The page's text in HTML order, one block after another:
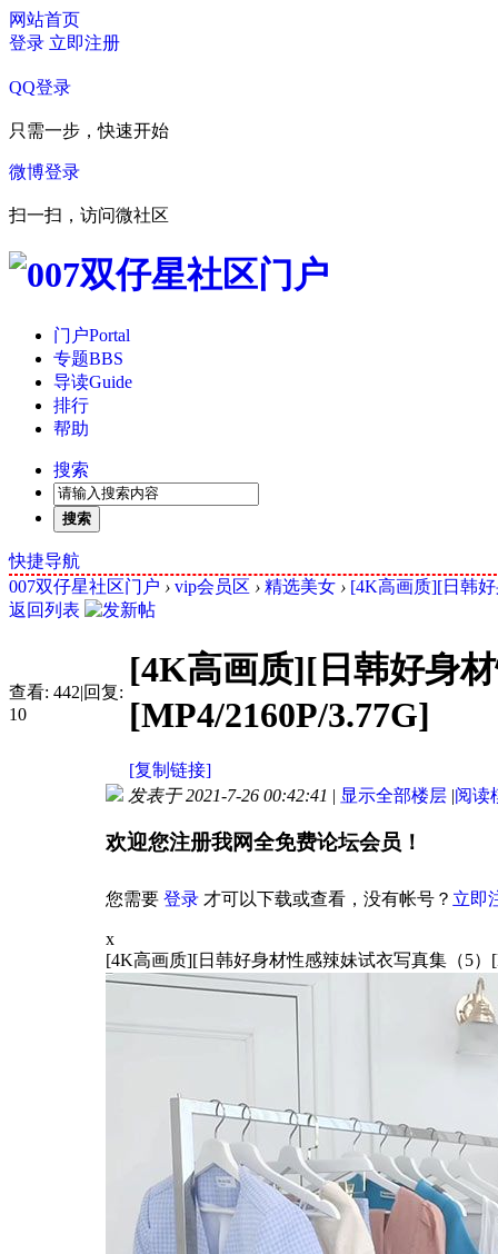
网站首页
登录 立即注册
QQ登录
只需一步，快速开始
微博登录
扫一扫，访问微社区
门户Portal
专题BBS
导读Guide
排行
帮助
搜索
搜索
快捷导航
007双仔星社区门户 › vip会员区 › 精选美女 › [4K高画质][日韩
返回列表
查看: 442|回复:
10
[4K高画质][日韩好身
[MP4/2160P/3.77G]
[复制链接]
发表于 2021-7-26 00:42:41 | 显示全部楼层 |阅读
欢迎您注册我网全免费论坛会员！
您需要 登录 才可以下载或查看，没有帐号？ 立即
x
[4K高画质][日韩好身材性感辣妹试衣写真集（5）